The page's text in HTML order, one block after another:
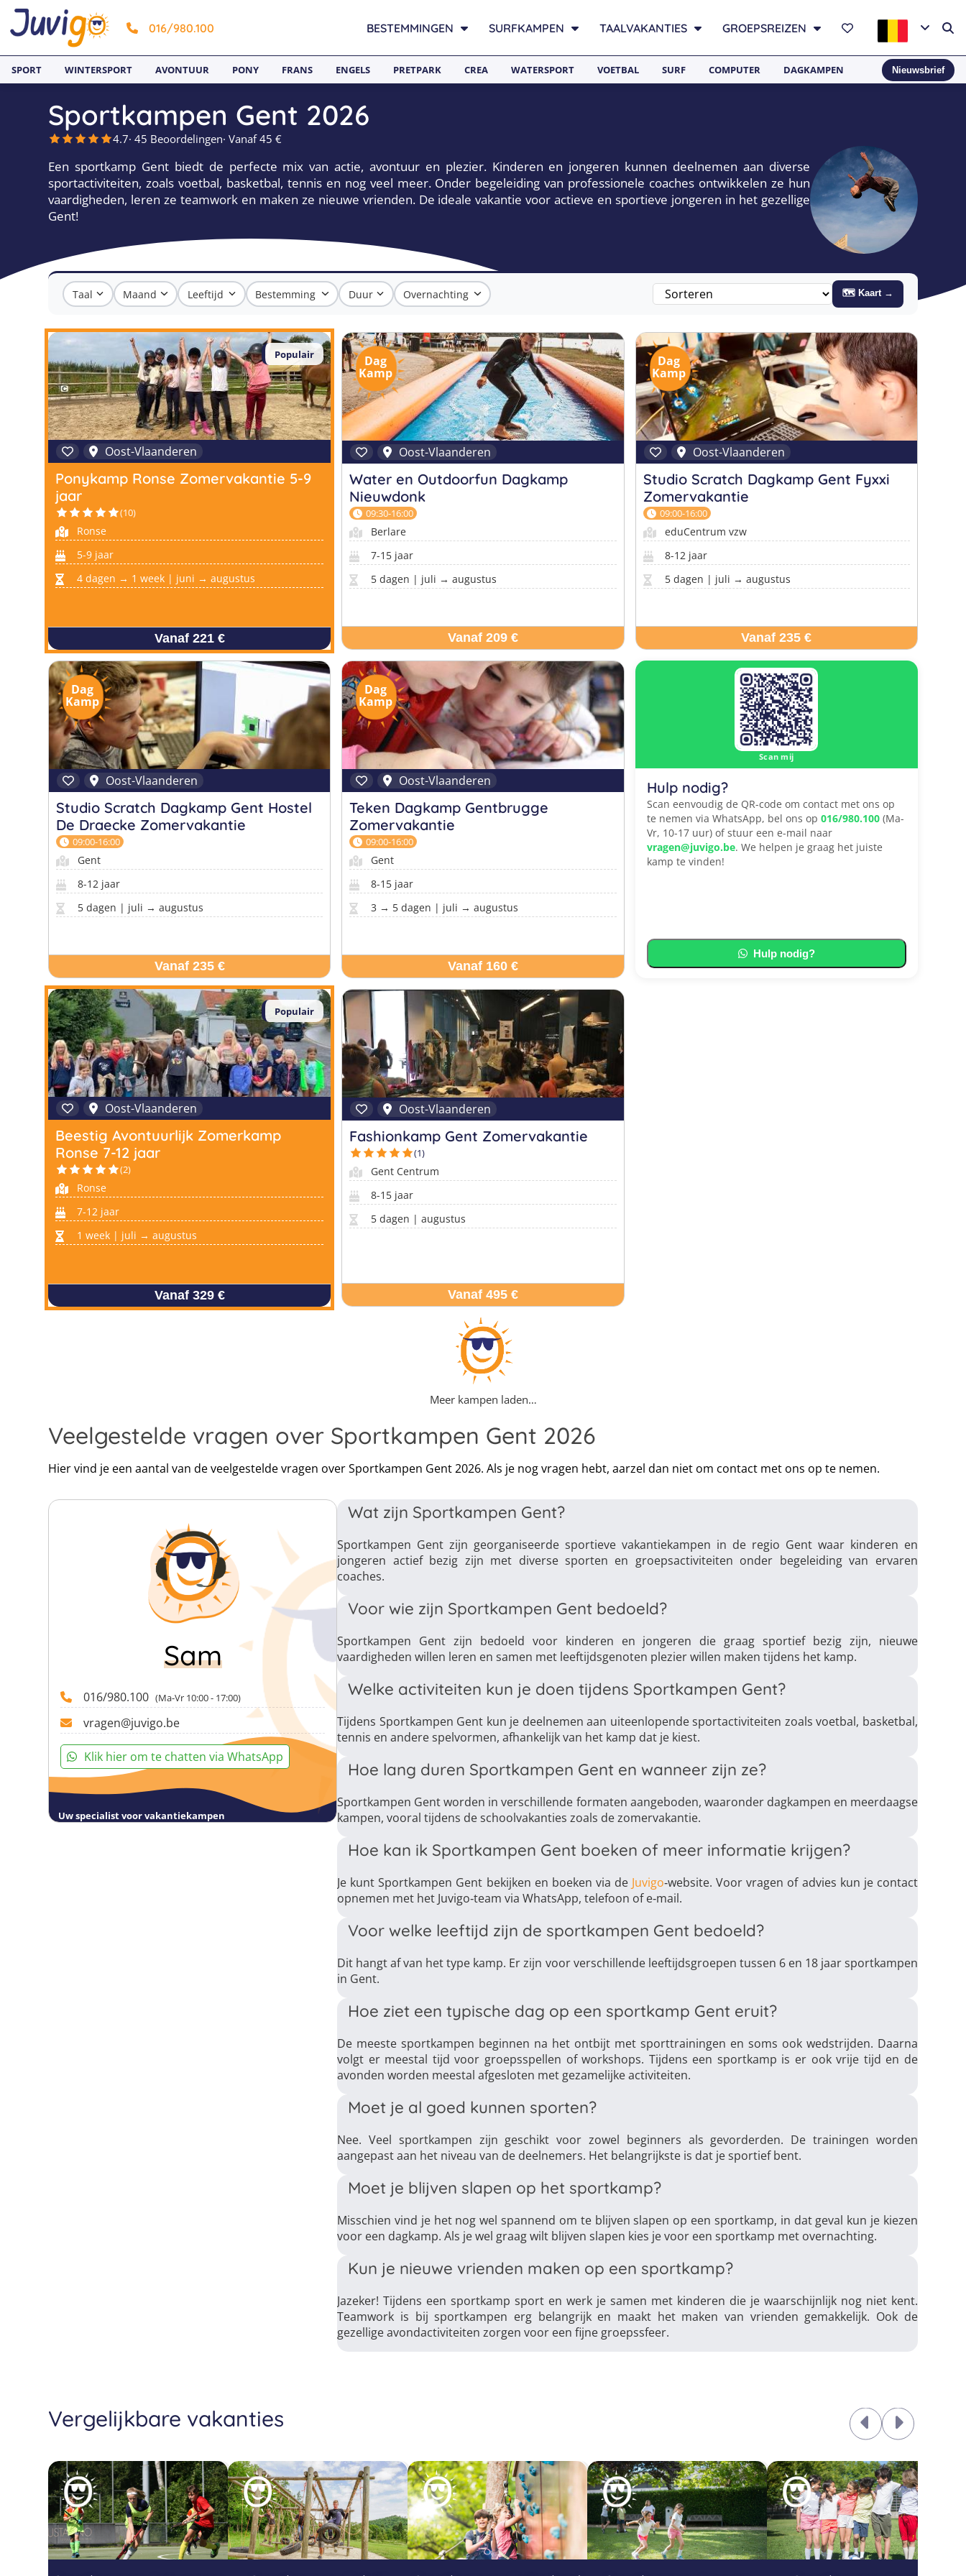
016/980.100 BESTEMMINGEN SURFKAMPEN TAALVAKANTIES GROEPSREIZEN
SPORT WINTERSPORT AVONTUUR PONY FRANS ENGELS PRETPARK CREA WATERSPORT VOETBAL SURF COMPUTER DAGKAMPEN Nieuwsbrief
Sportkampen Gent 2026
4.7· 45 Beoordelingen· Vanaf 45 €
Een sportkamp Gent biedt de perfecte mix van actie, avontuur en plezier. Kinderen en jongeren kunnen deelnemen aan diverse
sportactiviteiten, zoals voetbal, basketbal, tennis en nog veel meer. Onder begeleiding van professionele coaches ontwikkelen ze hun
vaardigheden, leren ze teamwork en maken ze nieuwe vrienden. De ideale vakantie voor actieve en sportieve jongeren in het gezellige
Gent!
Taal Maand Leeftijd Bestemming Duur Overnachting 🗺 Kaart →
Populair
Oost-Vlaanderen
Ponykamp Ronse Zomervakantie 5-9
jaar
(10)
Ronse
5-9 jaar
4 dagen → 1 week | juni → augustus
Vanaf 221 €
Dag
Kamp
Oost-Vlaanderen
Water en Outdoorfun Dagkamp
Nieuwdonk
09:30-16:00
Berlare
7-15 jaar
5 dagen | juli → augustus
Vanaf 209 €
Dag
Kamp
Oost-Vlaanderen
Studio Scratch Dagkamp Gent Fyxxi
Zomervakantie
09:00-16:00
eduCentrum vzw
8-12 jaar
5 dagen | juli → augustus
Vanaf 235 €
Dag
Kamp
Oost-Vlaanderen
Studio Scratch Dagkamp Gent Hostel
De Draecke Zomervakantie
09:00-16:00
Gent
8-12 jaar
5 dagen | juli → augustus
Vanaf 235 €
Dag
Kamp
Oost-Vlaanderen
Teken Dagkamp Gentbrugge
Zomervakantie
09:00-16:00
Gent
8-15 jaar
3 → 5 dagen | juli → augustus
Vanaf 160 €
Scan mij
Hulp nodig?
Scan eenvoudig de QR-code om contact met ons op
te nemen via WhatsApp, bel ons op 016/980.100(Ma-
Vr, 10-17 uur) of stuur een e-mail naar
vragen@juvigo.be. We helpen je graag het juiste
kamp te vinden!
Hulp nodig?
Populair
Oost-Vlaanderen
Beestig Avontuurlijk Zomerkamp
Ronse 7-12 jaar
(2)
Ronse
7-12 jaar
1 week | juli → augustus
Vanaf 329 €
Oost-Vlaanderen
Fashionkamp Gent Zomervakantie
(1)
Gent Centrum
8-15 jaar
5 dagen | augustus
Vanaf 495 €
Meer kampen laden…
Veelgestelde vragen over Sportkampen Gent 2026
Hier vind je een aantal van de veelgestelde vragen over Sportkampen Gent 2026. Als je nog vragen hebt, aarzel dan niet om contact met ons op te nemen.
Sam
016/980.100 (Ma-Vr 10:00 - 17:00)
vragen@juvigo.be
Klik hier om te chatten via WhatsApp
Uw specialist voor vakantiekampen
Wat zijn Sportkampen Gent?
Sportkampen Gent zijn georganiseerde sportieve vakantiekampen in de regio Gent waar kinderen en
jongeren actief bezig zijn met diverse sporten en groepsactiviteiten onder begeleiding van ervaren
coaches.
Voor wie zijn Sportkampen Gent bedoeld?
Sportkampen Gent zijn bedoeld voor kinderen en jongeren die graag sportief bezig zijn, nieuwe
vaardigheden willen leren en samen met leeftijdsgenoten plezier willen maken tijdens het kamp.
Welke activiteiten kun je doen tijdens Sportkampen Gent?
Tijdens Sportkampen Gent kun je deelnemen aan uiteenlopende sportactiviteiten zoals voetbal, basketbal,
tennis en andere spelvormen, afhankelijk van het kamp dat je kiest.
Hoe lang duren Sportkampen Gent en wanneer zijn ze?
Sportkampen Gent worden in verschillende formaten aangeboden, waaronder dagkampen en meerdaagse
kampen, vooral tijdens de schoolvakanties zoals de zomervakantie.
Hoe kan ik Sportkampen Gent boeken of meer informatie krijgen?
Je kunt Sportkampen Gent bekijken en boeken via de Juvigo‑website. Voor vragen of advies kun je contact
opnemen met het Juvigo‑team via WhatsApp, telefoon of e‑mail.
Voor welke leeftijd zijn de sportkampen Gent bedoeld?
Dit hangt af van het type kamp. Er zijn voor verschillende leeftijdsgroepen tussen 6 en 18 jaar sportkampen
in Gent.
Hoe ziet een typische dag op een sportkamp Gent eruit?
De meeste sportkampen beginnen na het ontbijt met sporttrainingen en soms ook wedstrijden. Daarna
volgt er meestal tijd voor groepsspellen of workshops. Tijdens een sportkamp is er ook vrije tijd en de
avonden worden meestal afgesloten met gezamelijke activiteiten.
Moet je al goed kunnen sporten?
Nee. Veel sportkampen zijn geschikt voor zowel beginners als gevorderden. De trainingen worden
aangepast aan het niveau van de deelnemers. Het belangrijkste is dat je sportief bent.
Moet je blijven slapen op het sportkamp?
Misschien vind je het nog wel spannend om te blijven slapen op een sportkamp, in dat geval kun je kiezen
voor een dagkamp. Als je wel graag wilt blijven slapen kies je voor een sportkamp met overnachting.
Kun je nieuwe vrienden maken op een sportkamp?
Jazeker! Tijdens een sportkamp sport en werk je samen met kinderen die je waarschijnlijk nog niet kent.
Teamwork is bij sportkampen erg belangrijk en maakt het maken van vrienden gemakkelijk. Ook de
gezellige avondactiviteiten zorgen voor een fijne groepssfeer.
Vergelijkbare vakanties